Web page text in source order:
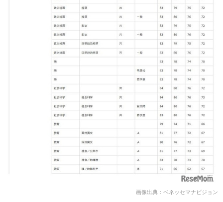
画像出典：ベネッセマナビジョン